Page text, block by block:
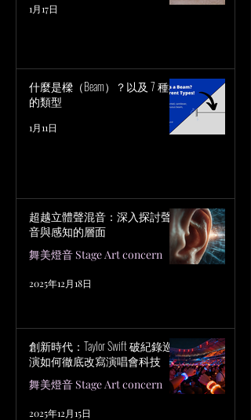
1月17日
什麼是樑（Beam）？以及 7 種樑
的類型
1月11日
超越立體聲混音：深入探討聲
音與感知的層面
舞美燈音 Stage Art concern
2025年12月18日
創新時代：Taylor Swift 破紀錄巡
演如何徹底改寫演唱會科技
舞美燈音 Stage Art concern
2025年12月15日